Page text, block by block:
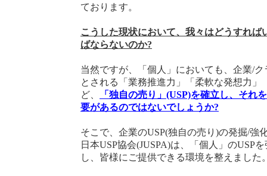
ております。
こうした現状において、我々はどうすれば
ばならないのか?
当然ですが、「個人」においても、企業/
とされる「業務推進力」「柔軟な発想力」
ど、
「独自の売り」(USP)を確立し、それ
要があるのではないでしょうか?
そこで、企業のUSP(独自の売り)の発掘/強
日本USP協会(JUSPA)は、「個人」のUSP
し、皆様にご提供できる環境を整えました